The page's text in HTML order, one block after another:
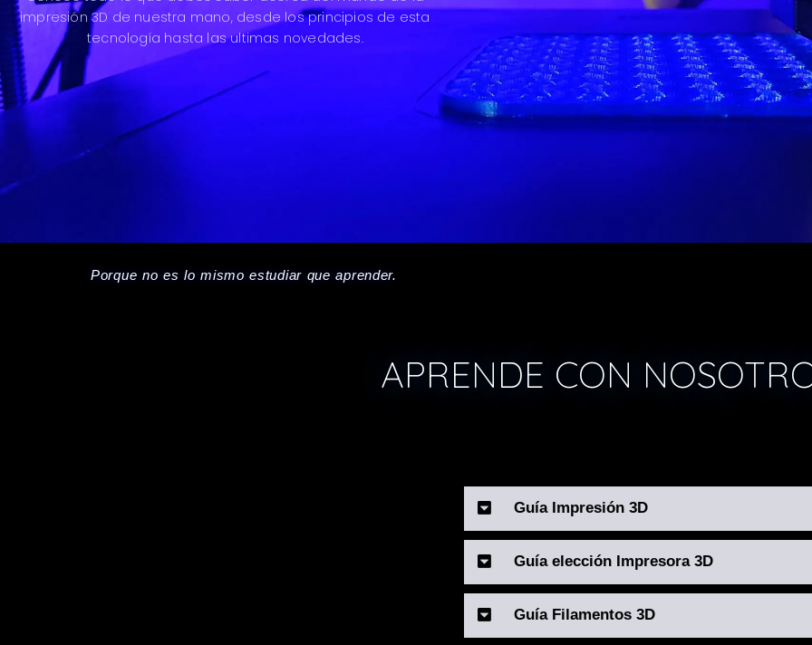
impresión 3D de nuestra mano, desde los principios de esta
tecnología hasta las ultimas novedades.
Porque no es lo mismo estudiar que aprender.
APRENDE CON
Guía Impresión 3D
Guía elección Impresora 3D
Guía Filamentos 3D